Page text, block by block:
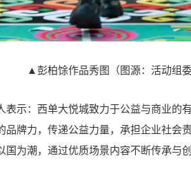
▲彭柏馀作品秀图（图源：活动组
表示：西单大悦城致力于公益与商业的
品牌力，传递公益力量，承担企业社会
国为潮，通过优质场景内容不断传承与